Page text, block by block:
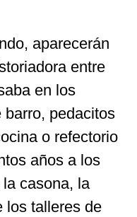
aparecerán
entre
en los
barro, pedacitos
o refectorio
años a los
casona, la
los talleres de